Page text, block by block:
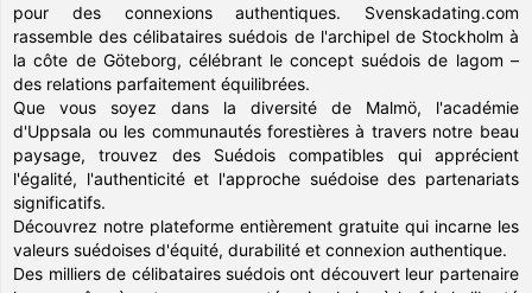
pour des connexions authentiques. Svenskadating.com
rassemble des célibataires suédois de l'archipel de Stockholm à
la côte de Göteborg, célébrant le concept suédois de lagom –
des relations parfaitement équilibrées.
Que vous soyez dans la diversité de Malmö, l'académie
d'Uppsala ou les communautés forestières à travers notre beau
paysage, trouvez des Suédois compatibles qui apprécient
l'égalité, l'authenticité et l'approche suédoise des partenariats
significatifs.
Découvrez notre plateforme entièrement gratuite qui incarne les
valeurs suédoises d'équité, durabilité et connexion authentique.
Des milliers de célibataires suédois ont découvert leur partenaire